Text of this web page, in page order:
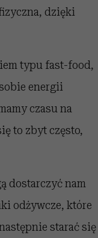
dzięki
typu fast-food,
energii
czasu na
to zbyt często,
dostarczyć nam
odżywcze, które
starać się